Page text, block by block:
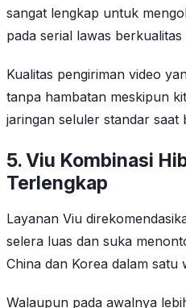
sangat lengkap untuk
pada serial lawas berkualitas
Kualitas pengiriman video
tanpa hambatan meskipun
jaringan seluler standar saat
5. Viu Kombinasi
Terlengkap
Layanan Viu
selera luas dan suka
China dan Korea dalam satu
Walaupun pada awalnya